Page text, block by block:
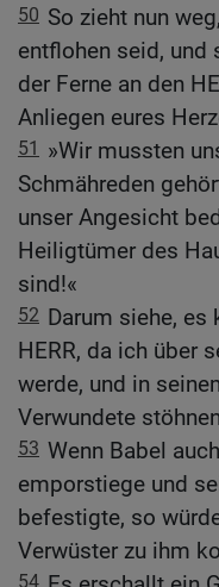
50 So zieht nun
entflohen seid, und
der Ferne an den
Anliegen eures
51
»Wir mussten
Schmähreden
unser Angesicht
Heiligtümer des
sind!«
52 Darum siehe, es
HERR, da ich über
werde, und in
Verwundete
53 Wenn Babel
emporstiege und
befestigte, so
Verwüster zu ihm
54